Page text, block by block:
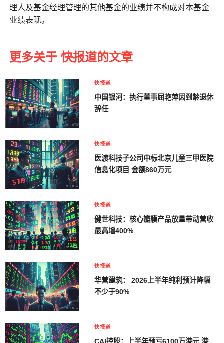
理人及基金经理管理的其他基金的业绩并不构成对本基金
业绩表现。
更多关于 快报道的文章
快报道
中国银河：执行董事屈艳萍因到龄退休
辞任
快报道
医渡科技子公司中标北京儿童三甲医院
信息化项目 金额860万元
快报道
健世科技：核心瓣膜产品放量带动营收
最高增400%
快报道
华营建筑： 2026上半年纯利预计降幅
不少于90%
快报道